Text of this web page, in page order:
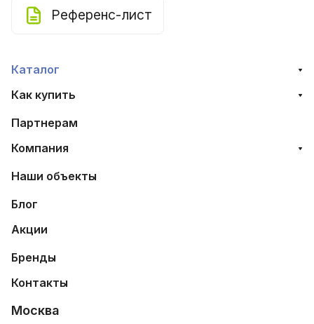
Референс-лист
Каталог
Как купить
Партнерам
Компания
Наши объекты
Блог
Акции
Бренды
Контакты
Москва